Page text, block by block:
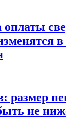
в
размер
не